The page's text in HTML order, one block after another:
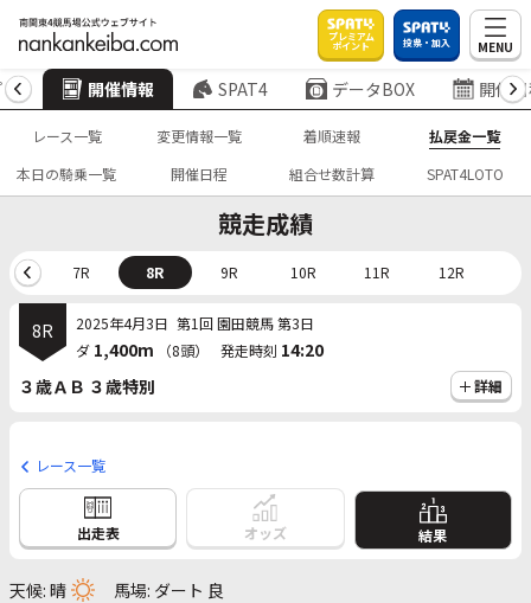
プレミアム
ポイント 投票・加入 MENU
開催情報 SPAT4 データBOX 開催
レース一覧 変更情報一覧 着順速報
払戻金一覧
本日の騎乗一覧
開催日程 組合せ数計算 SPAT4LOTO
競走成績
7R 8R 9R 10R 11R 12R
8R 2025年4月3日 第1回 園田競馬 第3日
ダ 1,400m （8頭） 発走時刻 14:20
３歳ＡＢ ３歳特別
詳細
レース一覧
出走表 オッズ 結果
天候: 晴 馬場: ダート 良